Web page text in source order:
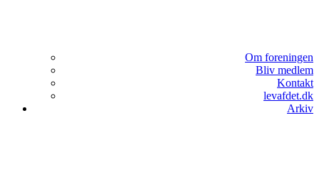
Om foreningen
Bliv medlem
Kontakt
levafdet.dk
Arkiv